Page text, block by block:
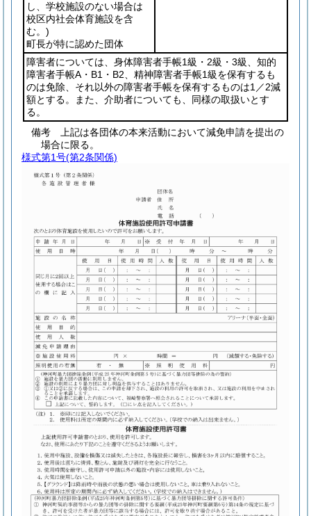
し、学校施設のない場合は
校区内社会体育施設を含
む。)
町長が特に認めた団体
障害者については、身体障害者手帳1級・2級・3級、知的
障害者手帳A・B1・B2、精神障害者手帳1級を保有するも
のは免除、それ以外の障害者手帳を保有するものは1／2減
額とする。また、介助者についても、同様の取扱いとす
る。
備考 上記は各団体の本来活動において減免申請を提出の
場合に限る。
様式第1号(第2条関係)